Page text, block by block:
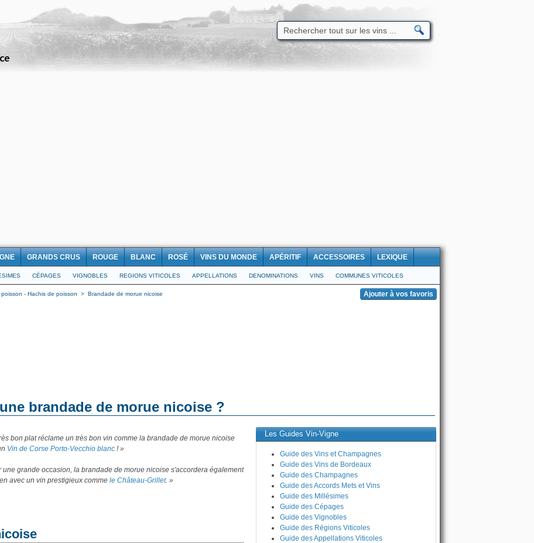
GRANDS CRUS ROUGE BLANC ROSÉ VINS DU MONDE APÉRITIF ACCESSOIRES LEXIQUE
CÉPAGES VIGNOBLES REGIONS VITICOLES APPELLATIONS DENOMINATIONS VINS COMMUNES VITICOLES
- Hachis de poisson > Brandade de morue nicoise
brandade de morue nicoise ?
bon plat réclame un très bon vin comme la brandade de morue nicoise
Vin de Corse Porto-Vecchio blanc ! »
une grande occasion, la brandade de morue nicoise s'accordera également
avec un vin prestigieux comme le Château-Grillet. »
Les Guides Vin-Vigne
Guide des Vins et Champagnes
Guide des Vins de Bordeaux
Guide des Champagnes
Guide des Accords Mets et Vins
Guide des Millésimes
Guide des Cépages
Guide des Vignobles
Guide des Régions Viticoles
Guide des Appellations Viticoles